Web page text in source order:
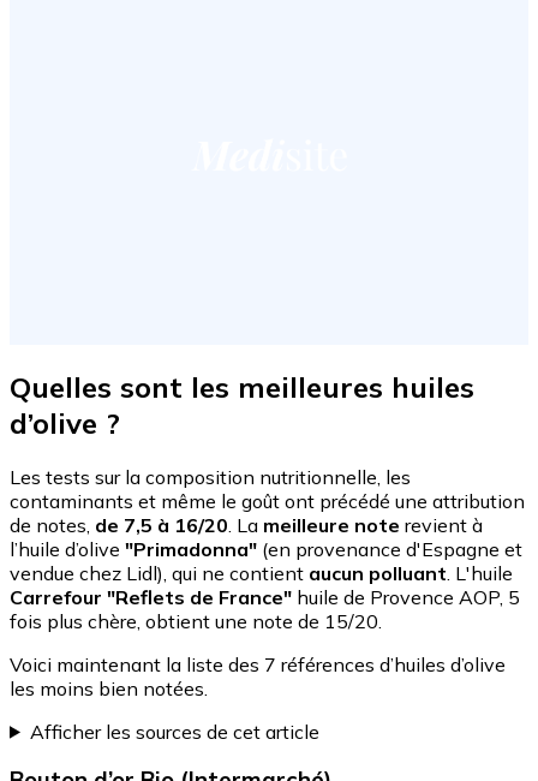
Quelles sont les meilleures huiles
d’olive ?
Les tests sur la composition nutritionnelle, les
contaminants et même le goût ont précédé une attribution
de notes, de 7,5 à 16/20 . La meilleure note revient à
l’huile d’olive "Primadonna" (en provenance d'Espagne et
vendue chez Lidl), qui ne contient aucun polluant . L'huile
Carrefour "Reflets de France" huile de Provence AOP, 5
fois plus chère, obtient une note de 15/20.
Voici maintenant la liste des 7 références d’huiles d’olive
les moins bien notées.
Afficher les sources de cet article